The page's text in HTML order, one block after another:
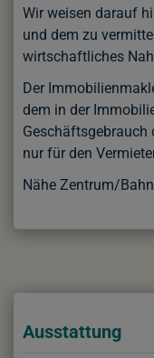
Wir weisen darauf
und dem zu
wirtschaftliches
Der
dem in der
Geschäftsgebrauch
nur für den
Nähe Zentrum/
Ausstattung